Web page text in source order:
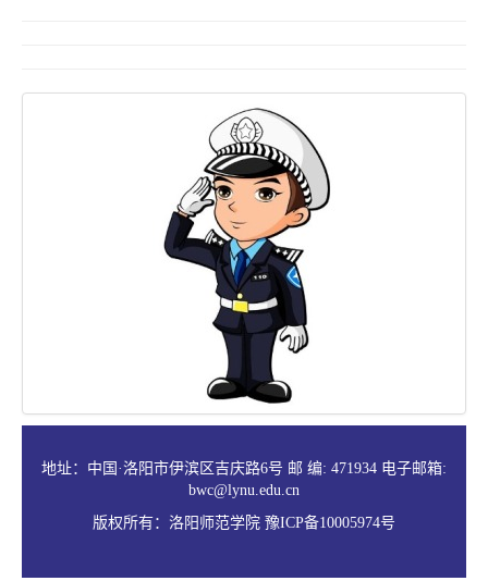
地址：中国·洛阳市伊滨区吉庆路6号 邮 编: 471934 电子邮箱:
bwc@lynu.edu.cn
版权所有：洛阳师范学院 豫ICP备10005974号